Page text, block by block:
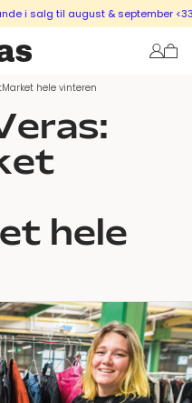
i salg til august & september <333
hele vinteren
hele